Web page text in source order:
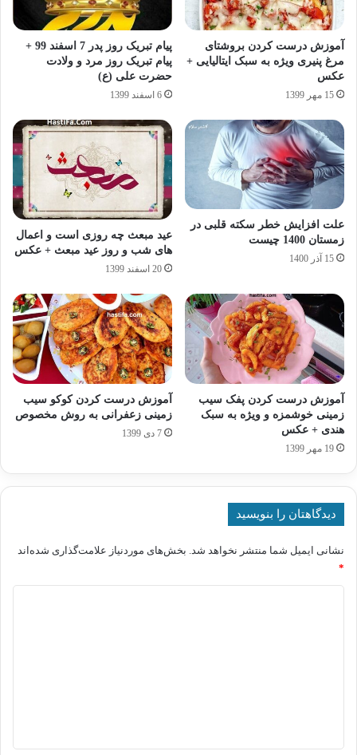
آموزش درست کردن بروشتای
مرغ پنیری ویژه به سبک ایتالیایی +
عکس
15 مهر 1399
پیام تبریک روز پدر 7 اسفند 99 +
پیام تبریک روز مرد و ولادت
حضرت علی (ع)
6 اسفند 1399
علت افزایش خطر سکته قلبی در
زمستان 1400 چیست
15 آذر 1400
عید مبعث چه روزی است و اعمال
های شب و روز عید مبعث + عکس
20 اسفند 1399
آموزش درست کردن پفک سیب
زمینی خوشمزه و ویژه به سبک
هندی + عکس
19 مهر 1399
آموزش درست کردن کوکو سیب
زمینی زعفرانی به روش مخصوص
7 دی 1399
دیدگاهتان را بنویسید
نشانی ایمیل شما منتشر نخواهد شد. بخش‌های موردنیاز علامت‌گذاری شده‌اند
*